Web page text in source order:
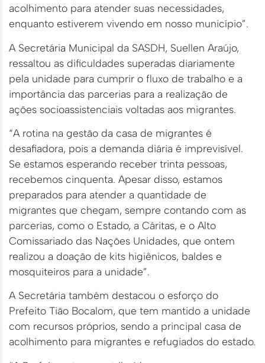
acolhimento para atender suas necessidades,
enquanto estiverem vivendo em nosso município”.
A Secretária Municipal da SASDH, Suellen Araújo,
ressaltou as dificuldades superadas diariamente
pela unidade para cumprir o fluxo de trabalho e a
importância das parcerias para a realização de
ações socioassistenciais voltadas aos migrantes.
“A rotina na gestão da casa de migrantes é
desafiadora, pois a demanda diária é imprevisível.
Se estamos esperando receber trinta pessoas,
recebemos cinquenta. Apesar disso, estamos
preparados para atender a quantidade de
migrantes que chegam, sempre contando com as
parcerias, como o Estado, a Cáritas, e o Alto
Comissariado das Nações Unidades, que ontem
realizou a doação de kits higiênicos, baldes e
mosquiteiros para a unidade”.
A Secretária também destacou o esforço do
Prefeito Tião Bocalom, que tem mantido a unidade
com recursos próprios, sendo a principal casa de
acolhimento para migrantes e refugiados do estado.